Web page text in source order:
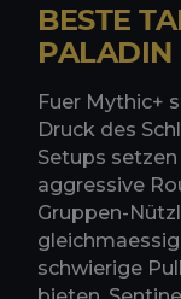
BESTE
PALADIN
Fuer Mythic+
Druck des
Setups
aggressive
Gruppen-
schwierige